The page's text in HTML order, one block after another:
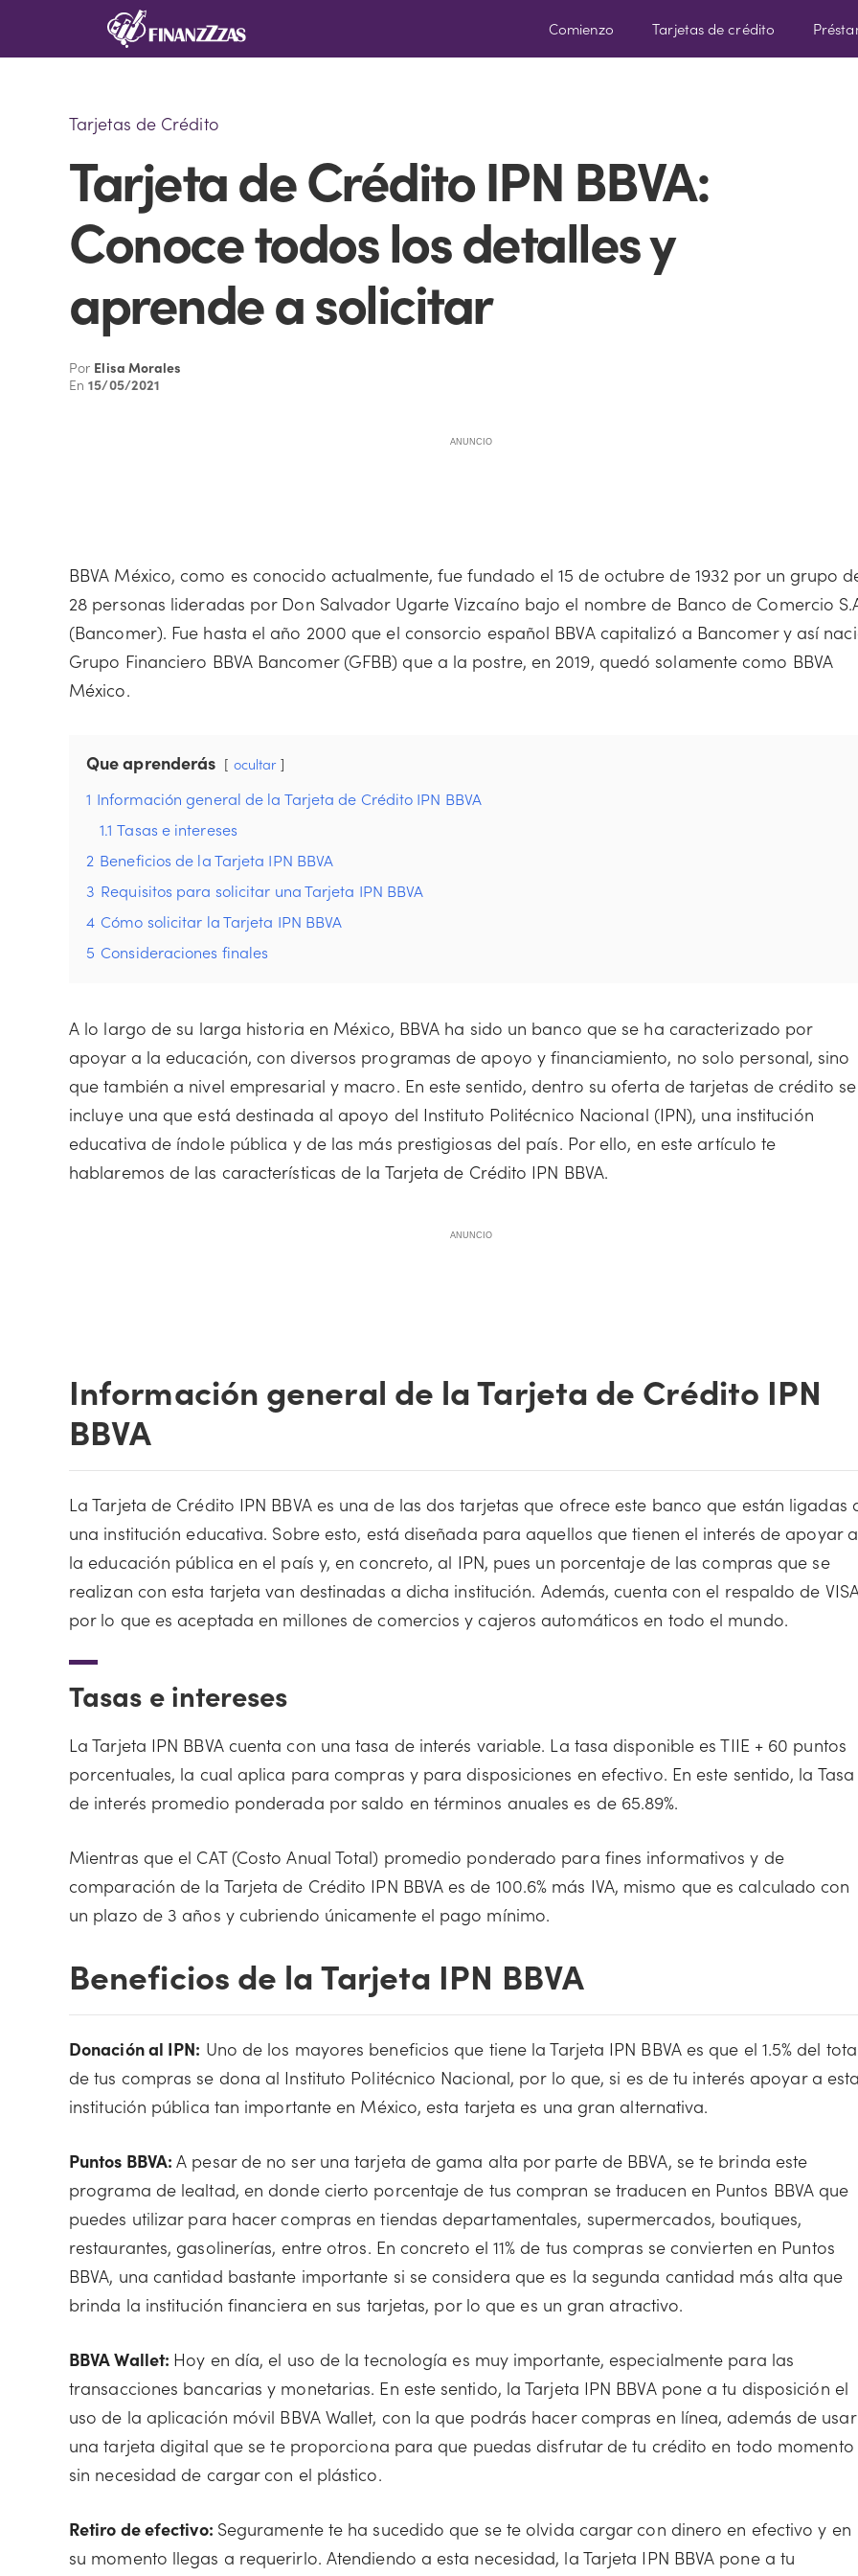
Comienzo Tarjetas de crédito
Tarjetas de Crédito
Tarjeta de Crédito IPN BBVA:
Conoce todos los detalles y
aprende a solicitar
Por Elisa Morales
En15/05/2021
ANUNCIO
BBVA México, como es conocido actualmente, fue fundado el 15 de octubre de 1932 por un grupo
28 personas lideradas por Don Salvador Ugarte Vizcaíno bajo el nombre de Banco de Comercio
(Bancomer). Fue hasta el año 2000 que el consorcio español BBVA capitalizó a Bancomer y así
Grupo Financiero BBVA Bancomer (GFBB) que a la postre, en 2019, quedó solamente como BBVA
México.
Que aprenderás ocultar
1 Información general de la Tarjeta de Crédito IPN BBVA
1.1 Tasas e intereses
2 Beneficios de la Tarjeta IPN BBVA
3 Requisitos para solicitar una Tarjeta IPN BBVA
4 Cómo solicitar la Tarjeta IPN BBVA
5 Consideraciones finales
A lo largo de su larga historia en México, BBVA ha sido un banco que se ha caracterizado por
apoyar a la educación, con diversos programas de apoyo y financiamiento, no solo personal, sino
que también a nivel empresarial y macro. En este sentido, dentro su oferta de tarjetas de crédito se
incluye una que está destinada al apoyo del Instituto Politécnico Nacional (IPN), una institución
educativa de índole pública y de las más prestigiosas del país. Por ello, en este artículo te
hablaremos de las características de la Tarjeta de Crédito IPN BBVA.
ANUNCIO
Información general de la Tarjeta de Crédito IPN
BBVA
La Tarjeta de Crédito IPN BBVA es una de las dos tarjetas que ofrece este banco que están ligadas
una institución educativa. Sobre esto, está diseñada para aquellos que tienen el interés de apoyar a
la educación pública en el país y, en concreto, al IPN, pues un porcentaje de las compras que se
realizan con esta tarjeta van destinadas a dicha institución. Además, cuenta con el respaldo de
por lo que es aceptada en millones de comercios y cajeros automáticos en todo el mundo.
Tasas e intereses
La Tarjeta IPN BBVA cuenta con una tasa de interés variable. La tasa disponible es TIIE + 60 puntos
porcentuales, la cual aplica para compras y para disposiciones en efectivo. En este sentido, la Tasa
de interés promedio ponderada por saldo en términos anuales es de 65.89%.
Mientras que el CAT (Costo Anual Total) promedio ponderado para fines informativos y de
comparación de la Tarjeta de Crédito IPN BBVA es de 100.6% más IVA, mismo que es calculado con
un plazo de 3 años y cubriendo únicamente el pago mínimo.
Beneficios de la Tarjeta IPN BBVA
Donación al IPN: Uno de los mayores beneficios que tiene la Tarjeta IPN BBVA es que el 1.5% del
de tus compras se dona al Instituto Politécnico Nacional, por lo que, si es de tu interés apoyar a esta
institución pública tan importante en México, esta tarjeta es una gran alternativa.
Puntos BBVA:A pesar de no ser una tarjeta de gama alta por parte de BBVA, se te brinda este
programa de lealtad, en donde cierto porcentaje de tus compran se traducen en Puntos BBVA que
puedes utilizar para hacer compras en tiendas departamentales, supermercados, boutiques,
restaurantes, gasolinerías, entre otros. En concreto el 11% de tus compras se convierten en Puntos
BBVA, una cantidad bastante importante si se considera que es la segunda cantidad más alta que
brinda la institución financiera en sus tarjetas, por lo que es un gran atractivo.
BBVA Wallet: Hoy en día, el uso de la tecnología es muy importante, especialmente para las
transacciones bancarias y monetarias. En este sentido, la Tarjeta IPN BBVA pone a tu disposición el
uso de la aplicación móvil BBVA Wallet, con la que podrás hacer compras en línea, además de usar
una tarjeta digital que se te proporciona para que puedas disfrutar de tu crédito en todo momento
sin necesidad de cargar con el plástico.
Retiro de efectivo: Seguramente te ha sucedido que se te olvida cargar con dinero en efectivo y en
su momento llegas a requerirlo. Atendiendo a esta necesidad, la Tarjeta IPN BBVA pone a tu